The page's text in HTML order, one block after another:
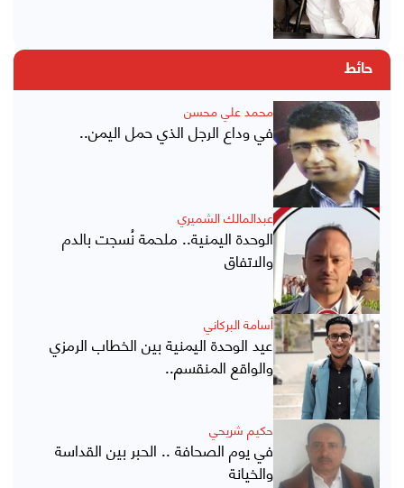
حائط
محمد علي محسن
في وداع الرجل الذي حمل اليمن..
عبدالمالك الشميري
الوحدة اليمنية.. ملحمة نُسجت بالدم
والاتفاق
أسامة البركاني
عيد الوحدة اليمنية بين الخطاب الرمزي
والواقع المنقسم..
حكيم شريحي
في يوم الصحافة .. الحبر بين القداسة
والخيانة